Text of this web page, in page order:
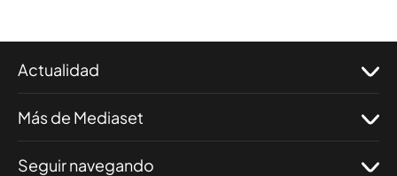
Actualidad
Más de Mediaset
Seguir navegando